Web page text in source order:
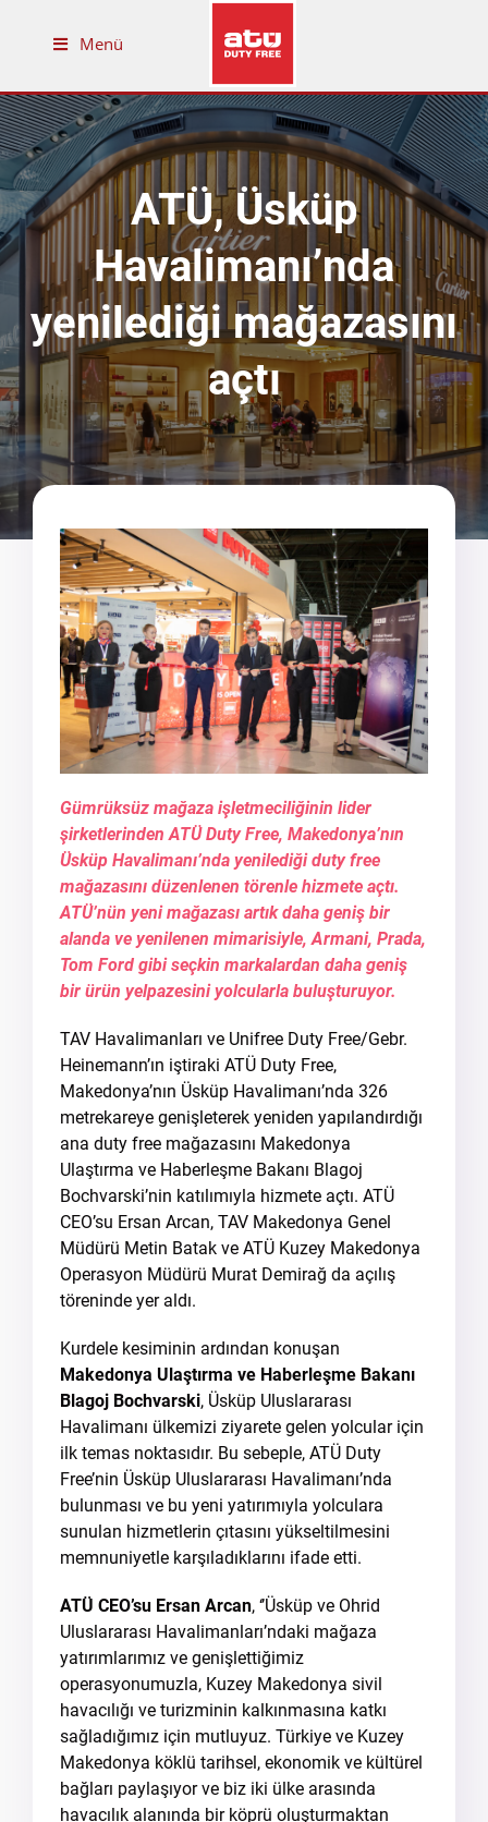
Menü
ATÜ, Üsküp
Havalimanı’nda
yenilediği mağazasını
açtı
Gümrüksüz mağaza işletmeciliğinin lider
şirketlerinden ATÜ Duty Free, Makedonya’nın
Üsküp Havalimanı’nda yenilediği duty free
mağazasını düzenlenen törenle hizmete açtı.
ATÜ’nün yeni mağazası artık daha geniş bir
alanda ve yenilenen mimarisiyle, Armani, Prada,
Tom Ford gibi seçkin markalardan daha geniş
bir ürün yelpazesini yolcularla buluşturuyor.
TAV Havalimanları ve Unifree Duty Free/Gebr.
Heinemann’ın iştiraki ATÜ Duty Free,
Makedonya’nın Üsküp Havalimanı’nda 326
metrekareye genişleterek yeniden yapılandırdığı
ana duty free mağazasını Makedonya
Ulaştırma ve Haberleşme Bakanı Blagoj
Bochvarski’nin katılımıyla hizmete açtı. ATÜ
CEO’su Ersan Arcan, TAV Makedonya Genel
Müdürü Metin Batak ve ATÜ Kuzey Makedonya
Operasyon Müdürü Murat Demirağ da açılış
töreninde yer aldı.
Kurdele kesiminin ardından konuşan
Makedonya Ulaştırma ve Haberleşme Bakanı
Blagoj Bochvarski, Üsküp Uluslararası
Havalimanı ülkemizi ziyarete gelen yolcular için
ilk temas noktasıdır. Bu sebeple, ATÜ Duty
Free’nin Üsküp Uluslararası Havalimanı’nda
bulunması ve bu yeni yatırımıyla yolculara
sunulan hizmetlerin çıtasını yükseltilmesini
memnuniyetle karşıladıklarını ifade etti.
ATÜ CEO’su Ersan Arcan, ‘’Üsküp ve Ohrid
Uluslararası Havalimanları’ndaki mağaza
yatırımlarımız ve genişlettiğimiz
operasyonumuzla, Kuzey Makedonya sivil
havacılığı ve turizminin kalkınmasına katkı
sağladığımız için mutluyuz. Türkiye ve Kuzey
Makedonya köklü tarihsel, ekonomik ve kültürel
bağları paylaşıyor ve biz iki ülke arasında
havacılık alanında bir köprü oluşturmaktan